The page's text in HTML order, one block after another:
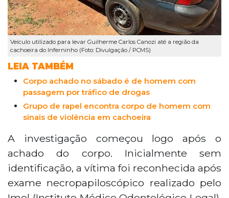
Veículo utilizado para levar Guilherme Carlos Canozi até a região da
cachoeira do Inferninho (Foto: Divulgação / PCMS)
LEIA TAMBÉM
Corpo achado no sábado é de homem com
passagem por tráfico de drogas
Grupo de rapel encontra corpo de homem com
sinais de violência em cachoeira
A investigação começou logo após o
achado do corpo. Inicialmente sem
identificação, a vítima foi reconhecida após
exame necropapiloscópico realizado pelo